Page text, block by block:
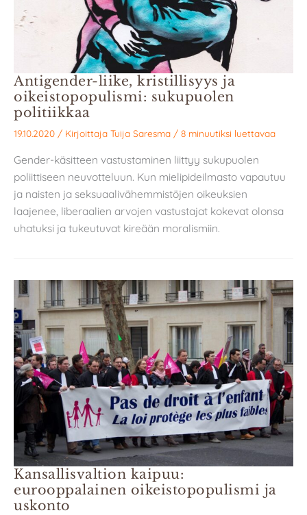
Antigender-liike, kristillisyys ja
oikeistopopulismi: sukupuolen
politiikkaa
19.10.2020 / Kirjoittaja Tuija Saresma / 8 minuutiksi luettavaa
Gender-käsitteen vastustaminen liittyy sukupuolen
poliittiseen neuvotteluun. Kun mielipideilmasto vapautuu
ja naisten ja seksuaalivähemmistöjen oikeuksien
laajenee, liberaalien arvojen vastustajat kokevat olonsa
uhatuksi ja tukeutuvat kireään moralismiin.
Kansallisvaltion kaipuu:
eurooppalainen oikeistopopulismi ja
uskonto